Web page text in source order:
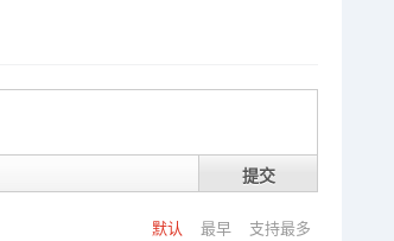
提交
默认 最早 支持最多